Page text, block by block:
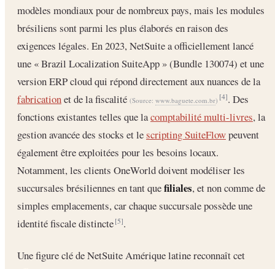
modèles mondiaux pour de nombreux pays, mais les modules
brésiliens sont parmi les plus élaborés en raison des
exigences légales. En 2023, NetSuite a officiellement lancé
une « Brazil Localization SuiteApp » (Bundle 130074) et une
version ERP cloud qui répond directement aux nuances de la
fabricationet de la fiscalité (Source: www.baguete.com.br) [4]. Des
fonctions existantes telles que lacomptabilité multi-livres, la
gestion avancée des stocks et lescripting SuiteFlowpeuvent
également être exploitées pour les besoins locaux.
Notamment, les clients OneWorld doivent modéliser les
succursales brésiliennes en tant quefiliales, et non comme de
simples emplacements, car chaque succursale possède une
identité fiscale distincte[5].
Une figure clé de NetSuite Amérique latine reconnaît cet